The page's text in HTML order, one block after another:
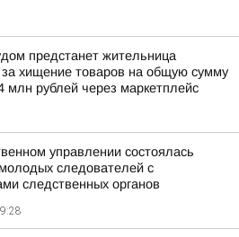
предстанет жительница
хищение товаров на общую сумму
млн рублей через маркетплейс
управлении состоялась
следователей с
следственных органов